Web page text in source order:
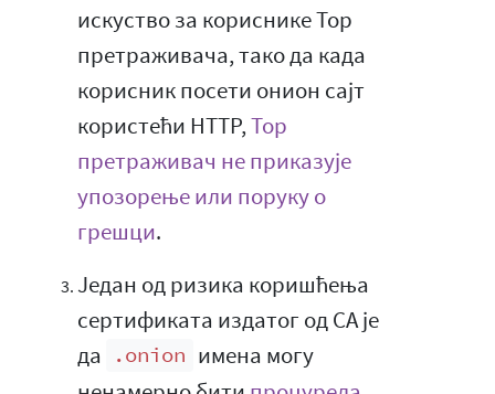
искуство за кориснике Тор
претраживача, тако да када
корисник посети онион сајт
користећи HTTP,Тор
претраживач не приказује
упозорење или поруку о
грешци.
Један од ризика коришћења
сертификата издатог од CA је
да
.onion имена могу